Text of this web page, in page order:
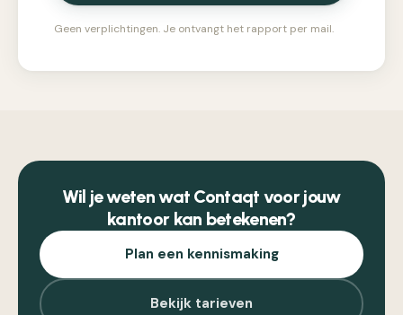
Geen verplichtingen. Je ontvangt het rapport per mail.
Wil je weten wat Contaqt voor jouw
kantoor kan betekenen?
Plan een kennismaking
Bekijk tarieven